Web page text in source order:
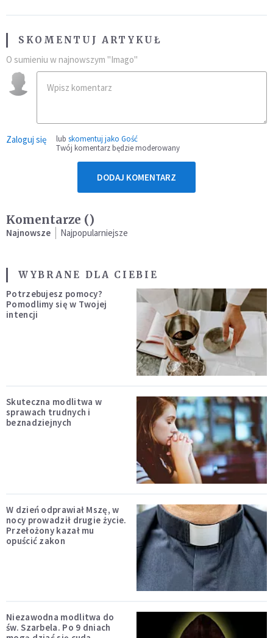
SKOMENTUJ ARTYKUŁ
O sumieniu w najnowszym "Imago"
Zaloguj się lub skomentuj jako Gość
Twój komentarz będzie moderowany
DODAJ KOMENTARZ
Komentarze ()
Najnowsze Najpopularniejsze
WYBRANE DLA CIEBIE
Potrzebujesz pomocy?
Pomodlimy się w Twojej
intencji
Skuteczna modlitwa w
sprawach trudnych i
beznadziejnych
W dzień odprawiał Mszę, w
nocy prowadził drugie życie.
Przełożony kazał mu
opuścić zakon
Niezawodna modlitwa do
św. Szarbela. Po 9 dniach